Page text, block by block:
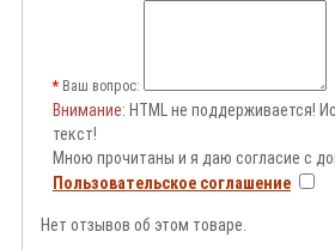
Ваш вопрос:
Внимание: HTML не поддерживается!
текст!
Мною прочитаны и я даю согласие с
Пользовательское соглашение
Нет отзывов об этом товаре.